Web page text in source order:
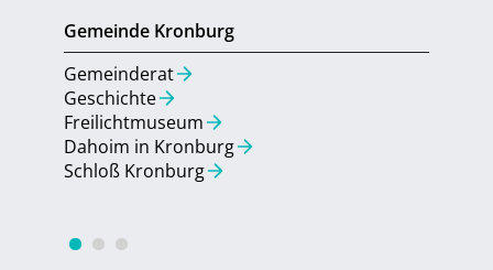
Gemeinde Kronburg
Gemeinderat
Geschichte
Freilichtmuseum
Dahoim in Kronburg
Schloß Kronburg